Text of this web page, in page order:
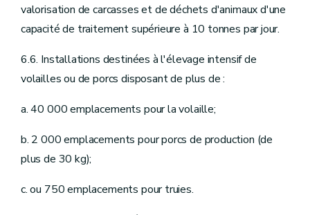
valorisation de carcasses et de déchets d'animaux d'une
capacité de traitement supérieure à 10 tonnes par jour.
6.6. Installations destinées à l'élevage intensif de
volailles ou de porcs disposant de plus de :
a. 40 000 emplacements pour la volaille;
b. 2 000 emplacements pour porcs de production (de
plus de 30 kg);
c. ou 750 emplacements pour truies.